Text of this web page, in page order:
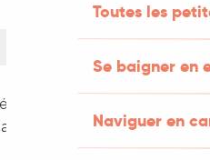
Toutes les
Se baigner en
Naviguer en
géant, animation
et restauration